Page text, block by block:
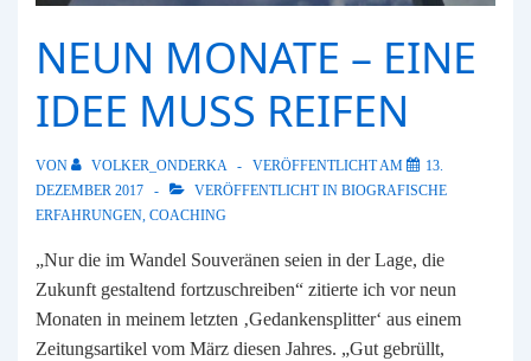
NEUN MONATE – EINE
IDEE MUSS REIFEN
VON VOLKER_ONDERKA VERÖFFENTLICHT AM
13.
DEZEMBER 2017
VERÖFFENTLICHT IN BIOGRAFISCHE
ERFAHRUNGEN, COACHING
„Nur die im Wandel Souveränen seien in der Lage, die
Zukunft gestaltend fortzuschreiben“ zitierte ich vor neun
Monaten in meinem letzten ‚Gedankensplitter‘ aus einem
Zeitungsartikel vom März diesen Jahres. „Gut gebrüllt,